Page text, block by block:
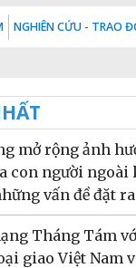
NGHIÊN CỨU - TRAO
mở rộng ảnh
con người ngoài
vấn đề đặt ra
Tháng Tám
giao Việt Nam